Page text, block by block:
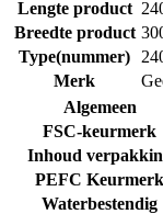
Lengte product
Breedte product
Type(nummer)
Merk
Algemeen
FSC-keurmerk
Inhoud
PEFC Keurmerk
Waterbestendig